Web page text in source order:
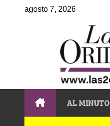
agosto 7, 2026
AL MINUTO